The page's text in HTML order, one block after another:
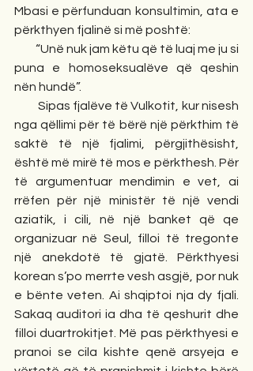
Mbasi e përfunduan konsultimin, ata e
përkthyen fjalinë si më poshtë:
puna e homoseksualëve që qeshin
nën hundë”.
nga qëllimi për të bërë një përkthim të
saktë të një fjalimi, përgjithësisht,
është më mirë të mos e përkthesh. Për
të argumentuar mendimin e vet, ai
rrëfen për një ministër të një vendi
aziatik, i cili, në një banket që qe
organizuar në Seul, filloi të tregonte
një anekdotë të gjatë. Përkthyesi
korean s’po merrte vesh asgjë, por nuk
e bënte veten. Ai shqiptoi nja dy fjali.
Sakaq auditori ia dha të qeshurit dhe
filloi duartrokitjet. Më pas përkthyesi e
pranoi se cila kishte qenë arsyeja e